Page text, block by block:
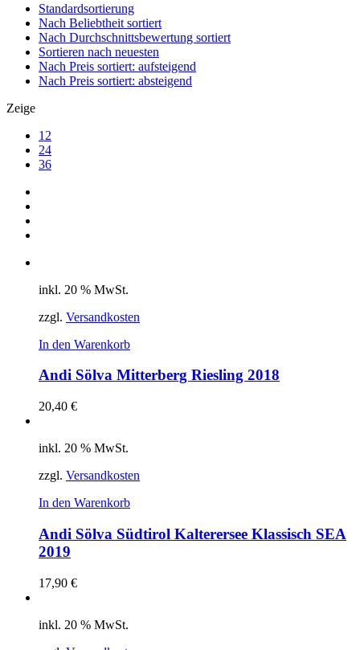
Standardsortierung
Nach Beliebtheit sortiert
Nach Durchschnittsbewertung sortiert
Sortieren nach neuesten
Nach Preis sortiert: aufsteigend
Nach Preis sortiert: absteigend
Zeige
12
24
36
inkl. 20 % MwSt.
zzgl. Versandkosten
In den Warenkorb
Andi Sölva Mitterberg Riesling 2018
20,40 €
inkl. 20 % MwSt.
zzgl. Versandkosten
In den Warenkorb
Andi Sölva Südtirol Kalterersee Klassisch SEA
2019
17,90 €
inkl. 20 % MwSt.